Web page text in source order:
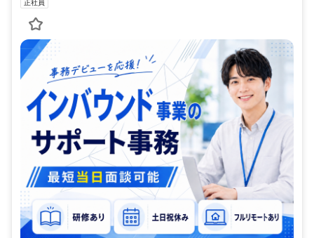
正社員